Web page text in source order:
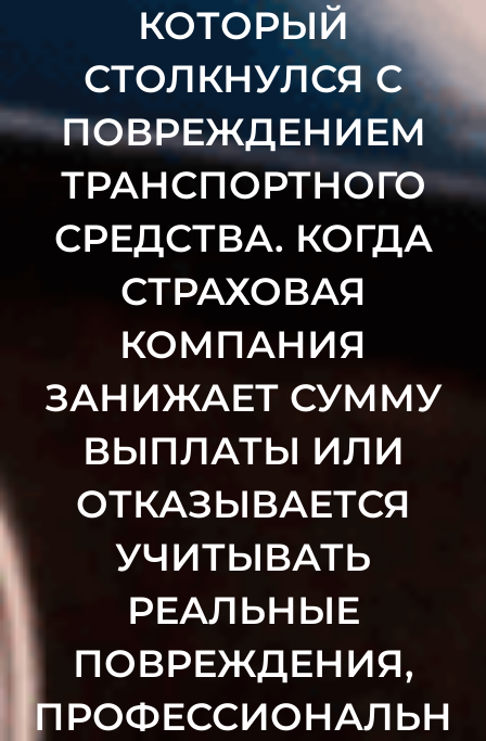
КОТОРЫЙ
СТОЛКНУЛСЯ С
ПОВРЕЖДЕНИЕМ
ТРАНСПОРТНОГО
СРЕДСТВА. КОГДА
СТРАХОВАЯ
КОМПАНИЯ
ЗАНИЖАЕТ СУММУ
ВЫПЛАТЫ ИЛИ
ОТКАЗЫВАЕТСЯ
УЧИТЫВАТЬ
РЕАЛЬНЫЕ
ПОВРЕЖДЕНИЯ,
ПРОФЕССИОНАЛЬН